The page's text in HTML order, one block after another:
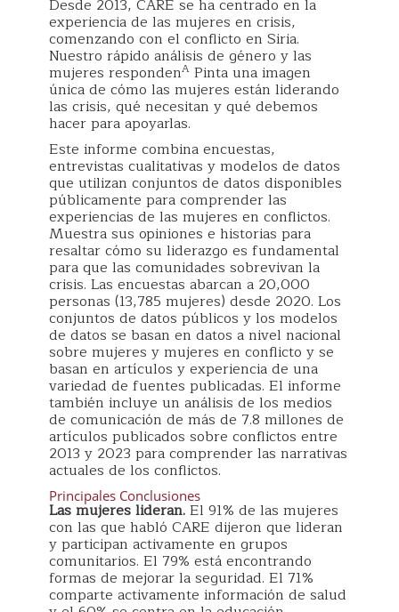
Desde 2013, CARE se ha centrado en la
experiencia de las mujeres en crisis,
comenzando con el conflicto en Siria.
Nuestro rápido análisis de género y las
mujeres respondenA Pinta una imagen
única de cómo las mujeres están liderando
las crisis, qué necesitan y qué debemos
hacer para apoyarlas.
Este informe combina encuestas,
entrevistas cualitativas y modelos de datos
que utilizan conjuntos de datos disponibles
públicamente para comprender las
experiencias de las mujeres en conflictos.
Muestra sus opiniones e historias para
resaltar cómo su liderazgo es fundamental
para que las comunidades sobrevivan la
crisis. Las encuestas abarcan a 20,000
personas (13,785 mujeres) desde 2020. Los
conjuntos de datos públicos y los modelos
de datos se basan en datos a nivel nacional
sobre mujeres y mujeres en conflicto y se
basan en artículos y experiencia de una
variedad de fuentes publicadas. El informe
también incluye un análisis de los medios
de comunicación de más de 7.8 millones de
artículos publicados sobre conflictos entre
2013 y 2023 para comprender las narrativas
actuales de los conflictos.
Principales Conclusiones
Las mujeres lideran.El 91% de las mujeres
con las que habló CARE dijeron que lideran
y participan activamente en grupos
comunitarios. El 79% está encontrando
formas de mejorar la seguridad. El 71%
comparte activamente información de salud